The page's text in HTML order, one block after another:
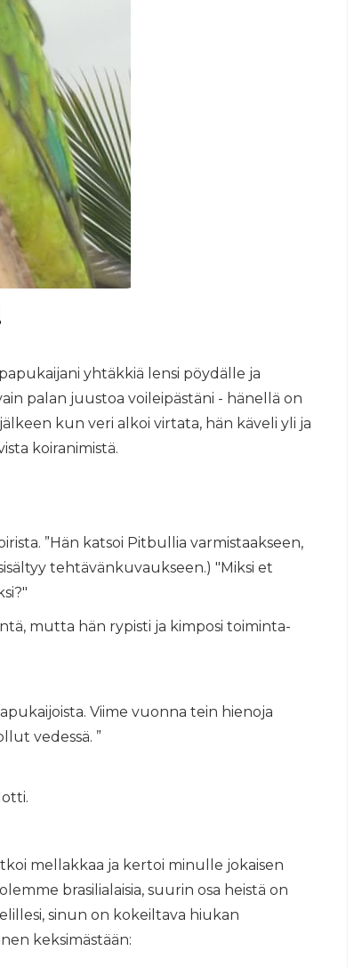
yhtäkkiä lensi pöydälle ja
palan juustoa voileipästäni - hänellä on
kun veri alkoi virtata, hän käveli yli ja
koiranimistä.
”Hän katsoi Pitbullia varmistaakseen,
tehtävänkuvaukseen.) "Miksi et
mutta hän rypisti ja kimposi toiminta-
Viime vuonna tein hienoja
vedessä. ”
mellakkaa ja kertoi minulle jokaisen
brasilialaisia, suurin osa heistä on
sinun on kokeiltava hiukan
keksimästään: